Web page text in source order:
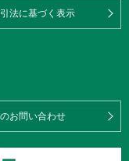
法に基づく表示
お問い合わせ